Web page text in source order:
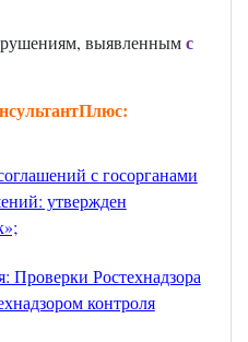
выявленнымс
с госорганами
утвержден
Проверки Ростехнадзора
контроля